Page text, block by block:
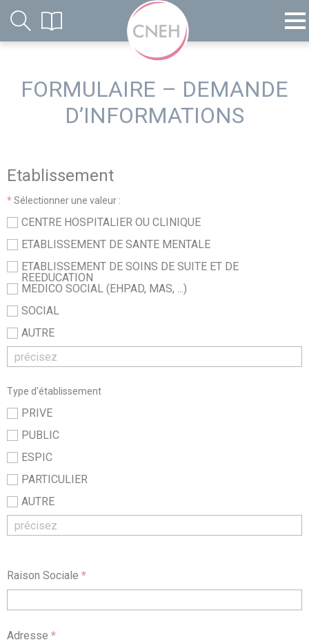
FORMULAIRE – DEMANDE
D’INFORMATIONS
Etablissement
*Sélectionner une valeur :
CENTRE HOSPITALIER OU CLINIQUE
ETABLISSEMENT DE SANTE MENTALE
ETABLISSEMENT DE SOINS DE SUITE ET DE
REEDUCATION
MEDICO SOCIAL (EHPAD, MAS, ...)
SOCIAL
AUTRE
Type d'établissement
PRIVE
PUBLIC
ESPIC
PARTICULIER
AUTRE
Raison Sociale *
Adresse *